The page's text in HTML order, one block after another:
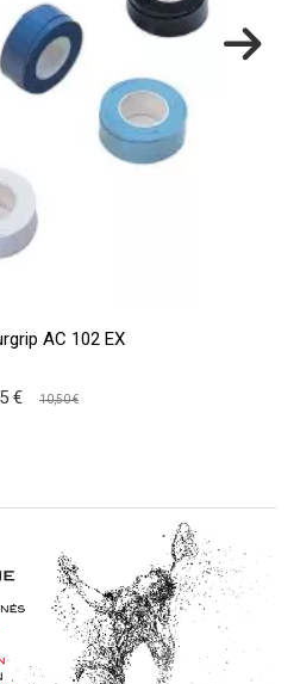
AC 102 EX
€ 10,50 €